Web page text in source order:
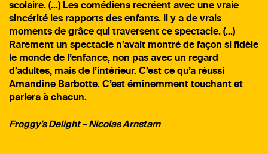
scolaire. (…) Les comédiens recréent avec une vraie
sincérité les rapports des enfants. Il y a de vrais
moments de grâce qui traversent ce spectacle. (…)
Rarement un spectacle n’avait montré de façon si fidèle
le monde de l’enfance, non pas avec un regard
d’adultes, mais de l’intérieur. C’est ce qu’a réussi
Amandine Barbotte. C’est éminemment touchant et
parlera à chacun.
Froggy’s Delight – Nicolas Arnstam